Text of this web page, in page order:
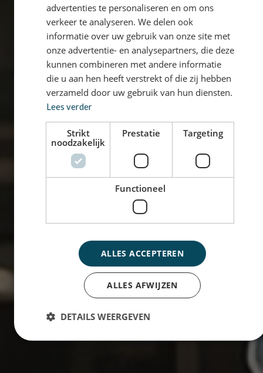
advertenties te personaliseren en om ons
verkeer te analyseren. We delen ook
informatie over uw gebruik van onze site met
onze advertentie- en analysepartners, die deze
kunnen combineren met andere informatie
die u aan hen heeft verstrekt of die zij hebben
verzameld door uw gebruik van hun diensten.
Lees verder
Strikt
noodzakelijk
Prestatie Targeting
Functioneel
ALLES ACCEPTEREN
ALLES AFWIJZEN
DETAILS WEERGEVEN